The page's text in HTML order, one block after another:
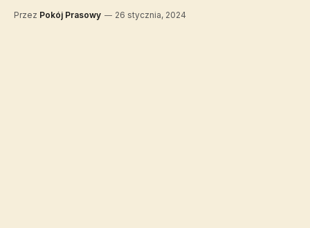
Przez Pokój Prasowy 26 stycznia, 2024